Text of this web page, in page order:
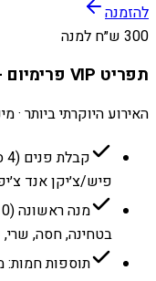
להזמנה
300 ש״ח למנה
תפריט VIP פרימיום — על האש בשרים מובחרים
האירוע היוקרתי ביותר · מינימום
פיש/צ׳יקן אנד
בטחינה, חסה,
תוספות חמות: